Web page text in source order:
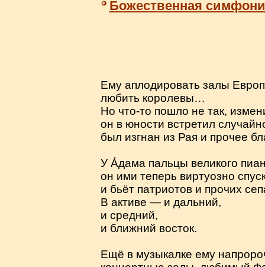
Божественная
Ему аплодировать залы
любить королевы…
Но что-то пошло не так,
он в юности встретил
был изгнан из Рая и прочее
У А́дама пальцы великого
он ими теперь виртуозно
и бьёт патриотов и прочих
В активе — и дальний,
и средний,
и ближний восток.
Ещё в музыкалке ему